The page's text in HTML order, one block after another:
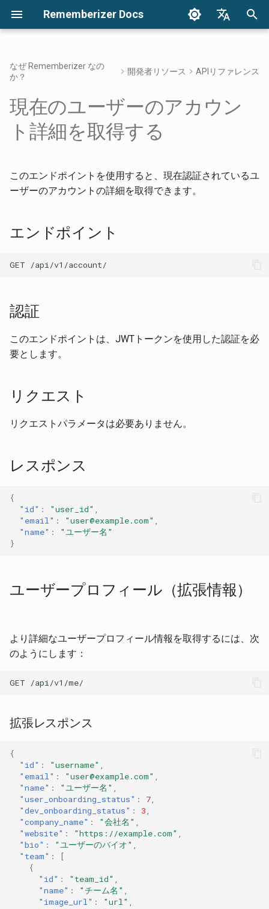
Rememberizer Docs
日本語
Deutsch
索
を
初
期
ベクトル埋め込みとベクトル
データベースとは？
用語集
はじめに
メメントフィルターアク
共通の知識
埋め込まれた知識を管理
統合 Rememberizerアプリ
Rememberizer Slack統合
Rememberizer Google
統合
サードパーティアプリを
する
統合オプションの概要
APIキーの登録と使用
Rememberizerアプリの登録
Rememberizerアプリの認証
Rememberizer GPTの作成
LangChain統合
プリ
エンタープライズ統合の概要
エンタープライズ統合パター
ン
エンドポイント
認証
リクエスト
レスポンス
ユーザープロフィール（拡張
拡張レスポンス
エラー応答
使用例
JavaScriptの使用
Pythonを使用する
ベクターストアに新しいテキ
スト文書を追加
ベクターストア内の文書のリ
ストを取得
文書の情報を取得
ベクターストアの情報を取得
ベクターストア内の文書を削
意味的類似性によるベクター
ベクターストア内のファイル
ベクターストアにファイルを
通知
プライバシーポリシー
B2B
リリース 2024年リリース
Rememberizer LLM対応ドキ
なぜ Rememberizer なの
か？
開発者リソース APIリファレンス
現在のユーザーのアカウン
ト詳細を取得する
このエンドポイントを使用すると、現在認証されているユ
ーザーのアカウントの詳細を取得できます。
エンドポイント
認証
このエンドポイントは、JWTトークンを使用した認証を必
要とします。
リクエスト
リクエストパラメータは必要ありません。
レスポンス
{
"id" : "user_id"
"email" : "user@example.com"
"name" :
"ユーザー名"
}
ユーザープロフィール（拡張情報）
より詳細なユーザープロフィール情報を取得するには、次
のようにします：
拡張レスポンス
{
"id" : "username"
"email" : "user@example.com"
"name" : "ユーザー名"
"user_onboarding_status" : 7
"dev_onboarding_status" : 3
"company_name" : "会社名"
"website" : "https://example.com"
"bio" : "ユーザーのバイオ"
"team" :
[
{
"id" : "team_id"
"name" : "チーム名"
"image_url" : "url"